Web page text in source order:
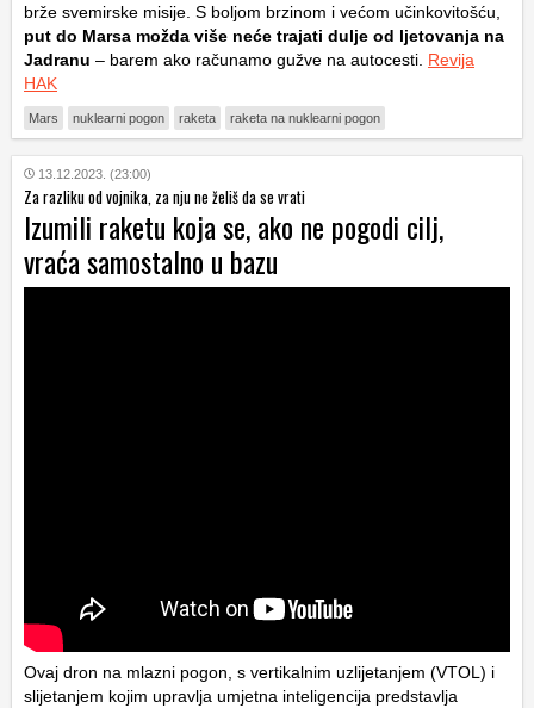
brže svemirske misije. S boljom brzinom i većom učinkovitošću,
put do Marsa možda više neće trajati dulje od ljetovanja na
Jadranu – barem ako računamo gužve na autocesti. Revija
HAK
Mars nuklearni pogon raketa raketa na nuklearni pogon
13.12.2023. (23:00)
Za razliku od vojnika, za nju ne želiš da se vrati
Izumili raketu koja se, ako ne pogodi cilj,
vraća samostalno u bazu
Ovaj dron na mlazni pogon, s vertikalnim uzlijetanjem (VTOL) i
slijetanjem kojim upravlja umjetna inteligencija predstavlja